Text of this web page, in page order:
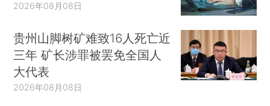
2026年08月08日
贵州山脚树矿难致16人死亡近
三年 矿长涉罪被罢免全国人
大代表
2026年08月08日